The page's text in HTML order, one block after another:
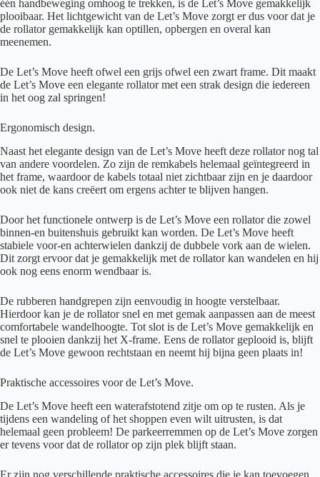
één handbeweging omhoog te trekken, is de Let’s Move gemakkelijk
plooibaar. Het lichtgewicht van de Let’s Move zorgt er dus voor dat je
de rollator gemakkelijk kan optillen, opbergen en overal kan
meenemen.
De Let’s Move heeft ofwel een grijs ofwel een zwart frame. Dit maakt
de Let’s Move een elegante rollator met een strak design die iedereen
in het oog zal springen!
Ergonomisch design.
Naast het elegante design van de Let’s Move heeft deze rollator nog tal
van andere voordelen. Zo zijn de remkabels helemaal geïntegreerd in
het frame, waardoor de kabels totaal niet zichtbaar zijn en je daardoor
ook niet de kans creëert om ergens achter te blijven hangen.
Door het functionele ontwerp is de Let’s Move een rollator die zowel
binnen-en buitenshuis gebruikt kan worden. De Let’s Move heeft
stabiele voor-en achterwielen dankzij de dubbele vork aan de wielen.
Dit zorgt ervoor dat je gemakkelijk met de rollator kan wandelen en hij
ook nog eens enorm wendbaar is.
De rubberen handgrepen zijn eenvoudig in hoogte verstelbaar.
Hierdoor kan je de rollator snel en met gemak aanpassen aan de meest
comfortabele wandelhoogte. Tot slot is de Let’s Move gemakkelijk en
snel te plooien dankzij het X-frame. Eens de rollator geplooid is, blijft
de Let’s Move gewoon rechtstaan en neemt hij bijna geen plaats in!
Praktische accessoires voor de Let’s Move.
De Let’s Move heeft een waterafstotend zitje om op te rusten. Als je
tijdens een wandeling of het shoppen even wilt uitrusten, is dat
helemaal geen probleem! De parkeerremmen op de Let’s Move zorgen
er tevens voor dat de rollator op zijn plek blijft staan.
Er zijn nog verschillende praktische accessoires die je kan toevoegen